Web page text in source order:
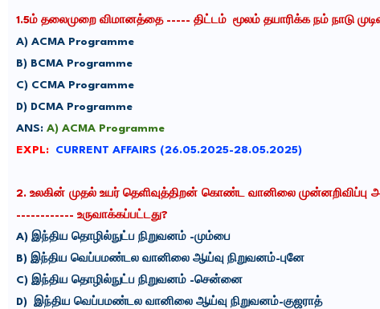
1.5ம் தலைமுறை விமானத்தை ----- திட்டம் மூலம் தயாரிக்க நம் நாடு
A) ACMA Programme
B) BCMA Programme
C) CCMA Programme
D) DCMA Programme
ANS: A) ACMA Programme
EXPL:
CURRENT AFFAIRS (26.05.2025-28.05.2025)
2. உலகின் முதல் உயர் தெளிவுத்திறன் கொண்ட வானிலை முன்னறிவிப்பு
------------ உருவாக்கப்பட்டது?
A) இந்திய தொழில்நுட்ப நிறுவனம் -மும்பை
B) இந்திய வெப்பமண்டல வானிலை ஆய்வு நிறுவனம்-புனே
C) இந்திய தொழில்நுட்ப நிறுவனம் -சென்னை
D) இந்திய வெப்பமண்டல வானிலை ஆய்வு நிறுவனம்-குஜராத்